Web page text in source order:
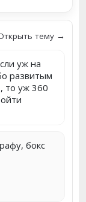
тему →
уж на
развитым
то уж 360
бокс